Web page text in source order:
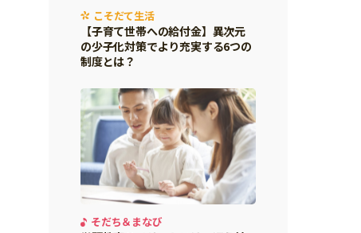
こそだて生活
【子育て世帯への給付金】異次元
の少子化対策でより充実する6つの
制度とは？
そだち＆まなび